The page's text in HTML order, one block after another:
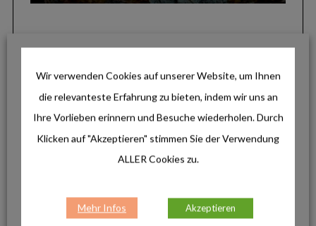
Lifestyle
Alltag: Die neuen Darn Tough Lifestyle-
Socken
Outlines von LEUCHTTURM1917: Das
Wir verwenden Cookies auf unserer Website, um Ihnen
die relevanteste Erfahrung zu bieten, indem wir uns an
Ihre Vorlieben erinnern und Besuche wiederholen. Durch
Klicken auf "Akzeptieren" stimmen Sie der Verwendung
ALLER Cookies zu.
Mehr Infos Akzeptieren